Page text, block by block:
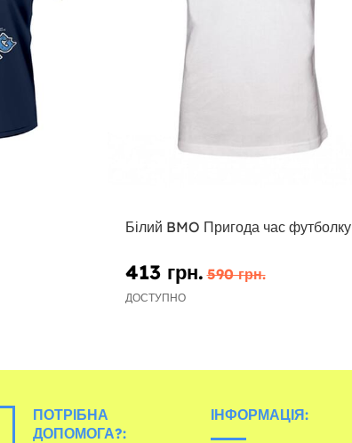
Білий BMO Пригода час футболку
413 грн. 590 грн.
ДОСТУПНО
ПОТРІБНА
ДОПОМОГА?:
ІНФОРМАЦІЯ: